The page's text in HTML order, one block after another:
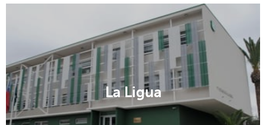
La Ligua